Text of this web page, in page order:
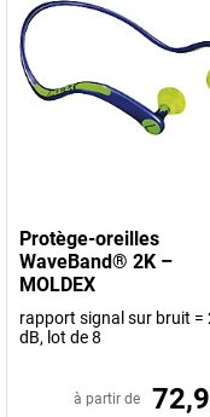
Protège-oreilles
WaveBand® 2K –
MOLDEX
rapport signal sur bruit =
dB, lot de 8
à partir de